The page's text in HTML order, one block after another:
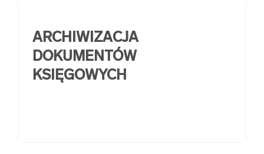
ARCHIWIZACJA
DOKUMENTÓW
KSIĘGOWYCH